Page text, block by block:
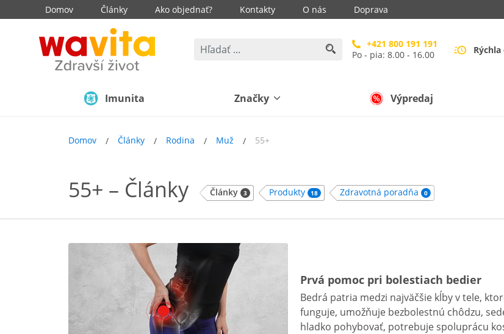
Domov Články Ako objednať? Kontakty O nás Doprava
+421 800 191 191
Po - pia: 8.00 - 16.00
Imunita Značky Výpredaj
Domov Články Rodina Muž 55+
55+ – Články Články 3 Produkty 18 Zdravotná poradňa 0
Prvá pomoc pri bolestiach bedier
Bedrá patria medzi najväčšie kĺby v tele,
funguje, umožňuje bezbolestnú chôdzu,
hladko pohybovať, potrebuje spoluprácu